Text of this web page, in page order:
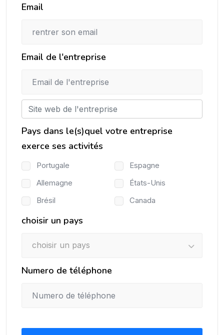
Email
Email de l'entreprise
Pays dans le(s)quel votre entreprise
exerce ses activités
Portugale
Espagne
Allemagne
États-Unis
Brésil
Canada
choisir un pays
choisir un pays
Numero de téléphone